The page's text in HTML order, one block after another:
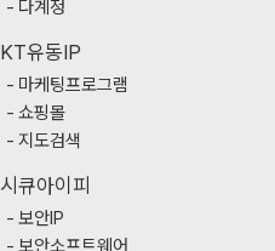
다계정
KT유동IP
마케팅프로그램
쇼핑몰
지도검색
시큐아이피
보안IP
보안소프트웨어